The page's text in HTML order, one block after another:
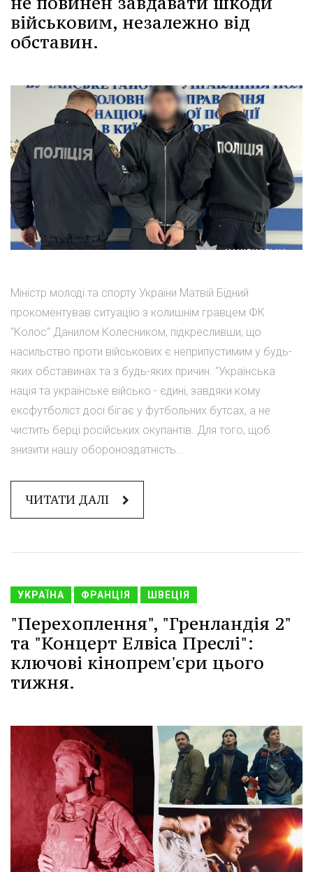
військовим, незалежно від
обставин.
Міністр молоді та спорту України Матвій Бідний
прокоментував ситуацію з колишнім гравцем ФК
"Колос" Данилом Колесником, підкресливши, що
насильство проти військових є неприпустимим у будь-
яких обставинах та з будь-яких причин. "Українська
нація та українське військо - єдині, завдяки кому
ексфутболіст досі бігає у футбольних бутсах, а не
чистить берці російських окупантів. Для того, щоб
знизити нашу обороноздатність...
ЧИТАТИ ДАЛІ
УКРАЇНА ФРАНЦІЯ ШВЕЦІЯ
"Перехоплення", "Гренландія 2"
та "Концерт Елвіса Преслі":
ключові кінопрем'єри цього
тижня.